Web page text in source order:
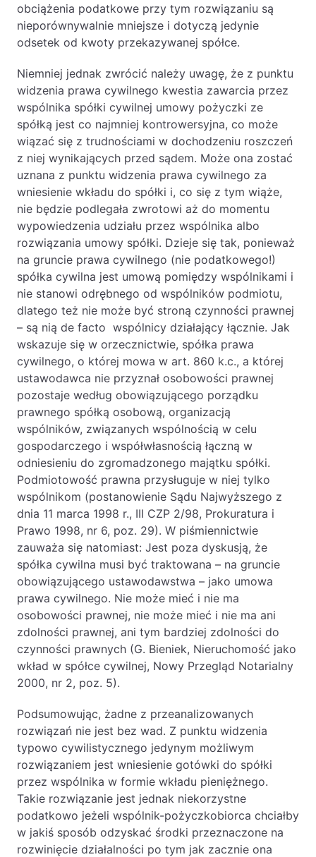
obciążenia podatkowe przy tym rozwiązaniu są
nieporównywalnie mniejsze i dotyczą jedynie
odsetek od kwoty przekazywanej spółce.
Niemniej jednak zwrócić należy uwagę, że z punktu
widzenia prawa cywilnego kwestia zawarcia przez
wspólnika spółki cywilnej umowy pożyczki ze
spółką jest co najmniej kontrowersyjna, co może
wiązać się z trudnościami w dochodzeniu roszczeń
z niej wynikających przed sądem. Może ona zostać
uznana z punktu widzenia prawa cywilnego za
wniesienie wkładu do spółki i, co się z tym wiąże,
nie będzie podlegała zwrotowi aż do momentu
wypowiedzenia udziału przez wspólnika albo
rozwiązania umowy spółki. Dzieje się tak, ponieważ
na gruncie prawa cywilnego (nie podatkowego!)
spółka cywilna jest umową pomiędzy wspólnikami i
nie stanowi odrębnego od wspólników podmiotu,
dlatego też nie może być stroną czynności prawnej
– są nią de facto wspólnicy działający łącznie. Jak
wskazuje się w orzecznictwie, spółka prawa
cywilnego, o której mowa w art. 860 k.c., a której
ustawodawca nie przyznał osobowości prawnej
pozostaje według obowiązującego porządku
prawnego spółką osobową, organizacją
wspólników, związanych wspólnością w celu
gospodarczego i współwłasnością łączną w
odniesieniu do zgromadzonego majątku spółki.
Podmiotowość prawna przysługuje w niej tylko
wspólnikom (postanowienie Sądu Najwyższego z
dnia 11 marca 1998 r., III CZP 2/98, Prokuratura i
Prawo 1998, nr 6, poz. 29). W piśmiennictwie
zauważa się natomiast: Jest poza dyskusją, że
spółka cywilna musi być traktowana – na gruncie
obowiązującego ustawodawstwa – jako umowa
prawa cywilnego. Nie może mieć i nie ma
osobowości prawnej, nie może mieć i nie ma ani
zdolności prawnej, ani tym bardziej zdolności do
czynności prawnych (G. Bieniek, Nieruchomość jako
wkład w spółce cywilnej, Nowy Przegląd Notarialny
2000, nr 2, poz. 5).
Podsumowując, żadne z przeanalizowanych
rozwiązań nie jest bez wad. Z punktu widzenia
typowo cywilistycznego jedynym możliwym
rozwiązaniem jest wniesienie gotówki do spółki
przez wspólnika w formie wkładu pieniężnego.
Takie rozwiązanie jest jednak niekorzystne
podatkowo jeżeli wspólnik-pożyczkobiorca chciałby
w jakiś sposób odzyskać środki przeznaczone na
rozwinięcie działalności po tym jak zacznie ona